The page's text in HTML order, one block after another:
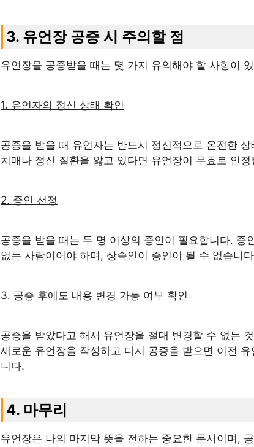
3. 유언장 공증 시 주의할 점
유언장을 공증받을 때는 몇 가지 유의해야 할 사항이
1. 유언자의 정신 상태 확인
공증을 받을 때 유언자는 반드시 정신적으로 온전한
치매나 정신 질환을 앓고 있다면 유언장이 무효로 인
2. 증인 선정
공증을 받을 때는 두 명 이상의 증인이 필요합니다. 증
없는 사람이어야 하며, 상속인이 증인이 될 수 없습니
3. 공증 후에도 내용 변경 가능 여부 확인
공증을 받았다고 해서 유언장을 절대 변경할 수 없는
새로운 유언장을 작성하고 다시 공증을 받으면 이전
니다.
4. 마무리
유언장은 나의 마지막 뜻을 전하는 중요한 문서이며,